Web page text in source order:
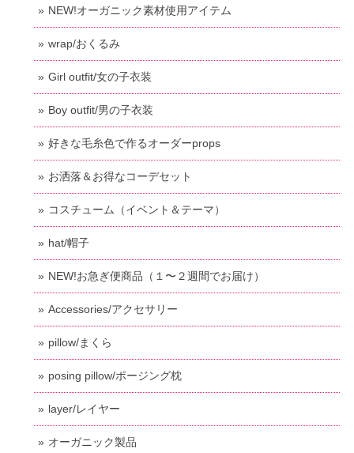
NEW!オーガニック素材使用アイテム
wrap/おくるみ
Girl outfit/女の子衣装
Boy outfit/男の子衣装
好きな毛糸色で作るオーダーprops
お洒落＆お得なコーデセット
コスチューム（イベント＆テーマ）
hat/帽子
NEW!お急ぎ便商品（１〜２週間でお届け）
Accessories/アクセサリー
pillow/まくら
posing pillow/ポージング枕
layer/レイヤー
オーガニック製品